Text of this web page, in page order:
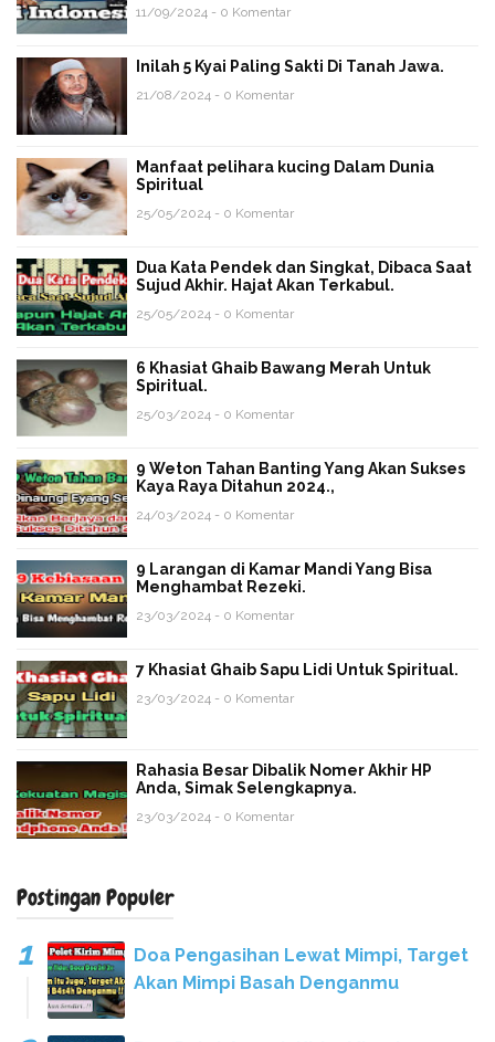
11/09/2024 - 0 Komentar
Inilah 5 Kyai Paling Sakti Di Tanah Jawa.
21/08/2024 - 0 Komentar
Manfaat pelihara kucing Dalam Dunia
Spiritual
25/05/2024 - 0 Komentar
Dua Kata Pendek dan Singkat, Dibaca Saat
Sujud Akhir. Hajat Akan Terkabul.
25/05/2024 - 0 Komentar
6 Khasiat Ghaib Bawang Merah Untuk
Spiritual.
25/03/2024 - 0 Komentar
9 Weton Tahan Banting Yang Akan Sukses
Kaya Raya Ditahun 2024.,
24/03/2024 - 0 Komentar
9 Larangan di Kamar Mandi Yang Bisa
Menghambat Rezeki.
23/03/2024 - 0 Komentar
7 Khasiat Ghaib Sapu Lidi Untuk Spiritual.
23/03/2024 - 0 Komentar
Rahasia Besar Dibalik Nomer Akhir HP
Anda, Simak Selengkapnya.
23/03/2024 - 0 Komentar
Postingan Populer
Doa Pengasihan Lewat Mimpi, Target
Akan Mimpi Basah Denganmu